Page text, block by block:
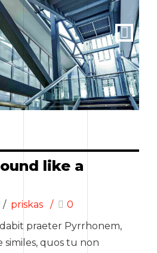
like a
priskas
0
praeter Pyrrhonem,
quos tu non